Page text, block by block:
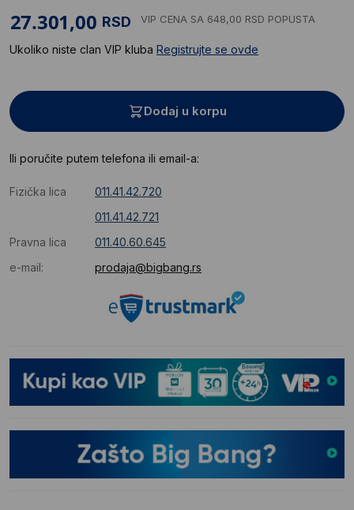
RSD VIP CENA SA 648,00 RSD POPUSTA
Ukoliko niste clan VIP kluba Registrujte se ovde
Dodaj u korpu
Ili poručite putem telefona ili email-a:
Fizička lica
011.41.42.720
011.41.42.721
Pravna lica
011.40.60.645
e-mail:
prodaja@bigbang.rs